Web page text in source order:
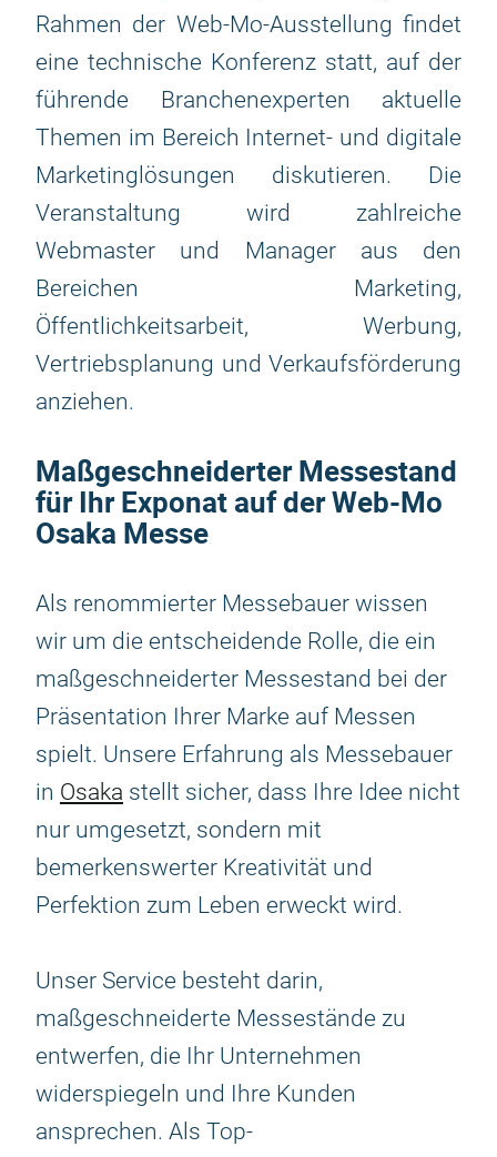
Rahmen der Web-Mo-Ausstellung findet
eine technische Konferenz statt, auf der
führende Branchenexperten aktuelle
Themen im Bereich Internet- und digitale
Marketinglösungen diskutieren. Die
Veranstaltung wird zahlreiche
Webmaster und Manager aus den
Bereichen Marketing,
Öffentlichkeitsarbeit, Werbung,
Vertriebsplanung und Verkaufsförderung
anziehen.
Maßgeschneiderter Messestand
für Ihr Exponat auf der Web-Mo
Osaka Messe
Als renommierter Messebauer wissen
wir um die entscheidende Rolle, die ein
maßgeschneiderter Messestand bei der
Präsentation Ihrer Marke auf Messen
spielt. Unsere Erfahrung als Messebauer
in Osaka stellt sicher, dass Ihre Idee nicht
nur umgesetzt, sondern mit
bemerkenswerter Kreativität und
Perfektion zum Leben erweckt wird.
Unser Service besteht darin,
maßgeschneiderte Messestände zu
entwerfen, die Ihr Unternehmen
widerspiegeln und Ihre Kunden
ansprechen. Als Top-